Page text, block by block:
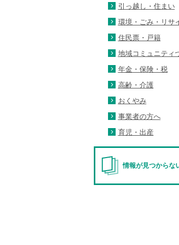
引っ越し・住まい
環境・ごみ・リサ
住民票・戸籍
地域コミュニティ
年金・保険・税
高齢・介護
おくやみ
事業者の方へ
育児・出産
情報が見つからな